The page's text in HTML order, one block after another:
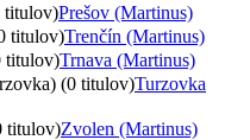
titulov)Prešov (Martinus)
titulov)Trenčín (Martinus)
titulov)Trnava (Martinus)
(0 titulov)Turzovka
titulov)Zvolen (Martinus)